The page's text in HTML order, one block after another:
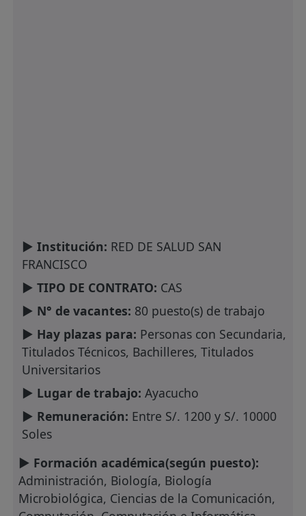
► Institución: RED DE SALUD SAN
FRANCISCO
► TIPO DE CONTRATO: CAS
► N° de vacantes: 80 puesto(s) de trabajo
► Hay plazas para: Personas con Secundaria,
Titulados Técnicos, Bachilleres, Titulados
Universitarios
► Lugar de trabajo: Ayacucho
► Remuneración: Entre S/. 1200 y S/. 10000
Soles
► Formación académica(según puesto):
Administración, Biología, Biología
Microbiológica, Ciencias de la Comunicación,